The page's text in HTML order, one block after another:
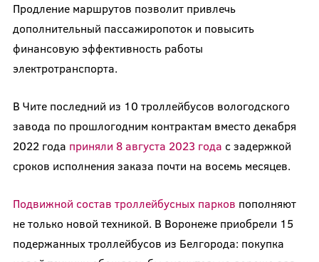
Продление маршрутов позволит привлечь
дополнительный пассажиропоток и повысить
финансовую эффективность работы
электротранспорта.
В Чите последний из 10 троллейбусов вологодского
завода по прошлогодним контрактам вместо декабря
2022 года приняли 8 августа 2023 года с задержкой
сроков исполнения заказа почти на восемь месяцев.
Подвижной состав троллейбусных парков пополняют
не только новой техникой. В Воронеже приобрели 15
подержанных троллейбусов из Белгорода: покупка